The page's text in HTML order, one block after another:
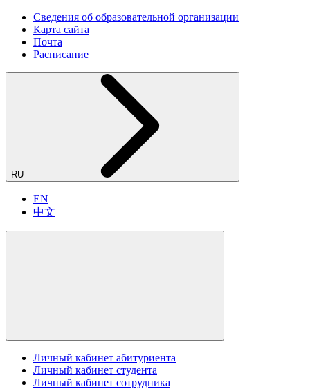
Сведения об образовательной организации
Карта сайта
Почта
Расписание
RU
EN
中文
Личный кабинет абитуриента
Личный кабинет студента
Личный кабинет сотрудника